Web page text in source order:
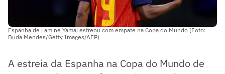
Espanha de Lamine Yamal estreou com empate na Copa do Mundo (Foto:
Buda Mendes/Getty Images/AFP)
A estreia da Espanha na Copa do Mundo de